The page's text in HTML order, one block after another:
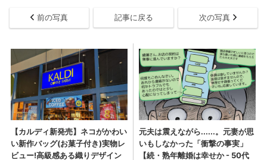
前の写真 記事に戻る 次の写真